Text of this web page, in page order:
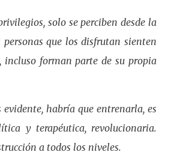
solo se perciben desde la
que los disfrutan sienten
incluso forman parte de su propia
evidente, habría que entrenarla, es
y terapéutica, revolucionaria.
a todos los niveles.